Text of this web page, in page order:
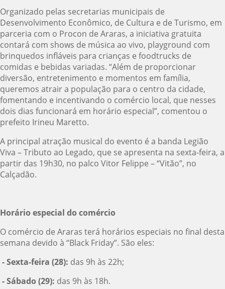
Organizado pelas secretarias municipais de
Desenvolvimento Econômico, de Cultura e de Turismo, em
parceria com o Procon de Araras, a iniciativa gratuita
contará com shows de música ao vivo, playground com
brinquedos infláveis para crianças e foodtrucks de
comidas e bebidas variadas. “Além de proporcionar
diversão, entretenimento e momentos em família,
queremos atrair a população para o centro da cidade,
fomentando e incentivando o comércio local, que nesses
dois dias funcionará em horário especial”, comentou o
prefeito Irineu Maretto.
A principal atração musical do evento é a banda Legião
Viva – Tributo ao Legado, que se apresenta na sexta-feira, a
partir das 19h30, no palco Vitor Felippe – “Vitão”, no
Calçadão.
Horário especial do comércio
O comércio de Araras terá horários especiais no final desta
semana devido à “Black Friday”. São eles:
- Sexta-feira (28): das 9h às 22h;
- Sábado (29): das 9h às 18h.